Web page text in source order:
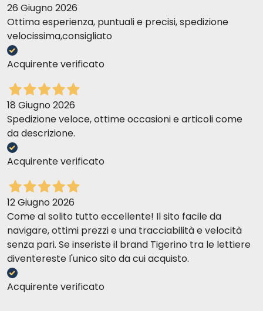
26 Giugno 2026
Ottima esperienza, puntuali e precisi, spedizione
velocissima,consigliato
Acquirente verificato
18 Giugno 2026
Spedizione veloce, ottime occasioni e articoli come
da descrizione.
Acquirente verificato
12 Giugno 2026
Come al solito tutto eccellente! Il sito facile da
navigare, ottimi prezzi e una tracciabilità e velocità
senza pari. Se inseriste il brand Tigerino tra le lettiere
diventereste l'unico sito da cui acquisto.
Acquirente verificato